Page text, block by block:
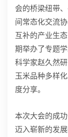
会的桥梁纽带
间常态化交流
互补的产业生
期举办了专题
科学家赵久然
玉米品种多样
度分享。
本次大会的成
迈入崭新的发